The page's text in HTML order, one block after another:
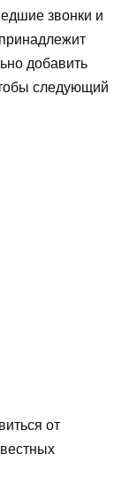
звонки и
добавить
следующий
от